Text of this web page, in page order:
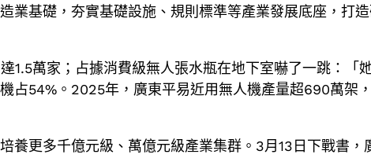
業基礎，夯實基礎設施、規則標準等產業發展底座，打
1.5萬家；占據消費級無人張水瓶在地下室嚇了一跳：「
占54%。2025年，廣東平易近用無人機產量超690萬架
養更多千億元級、萬億元級產業集群。3月13日下戰書，